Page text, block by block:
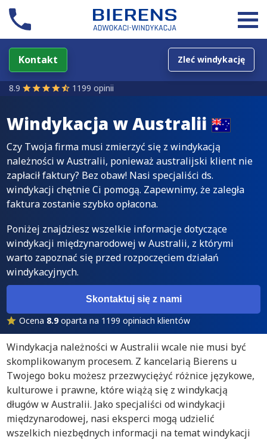
Kontakt Zleć windykację
8.9 1199 opinii
Windykacja wAustralii
Czy Twoja firma musi zmierzyć się z windykacją
należności w Australii, ponieważ australijski klient nie
zapłacił faktury? Bez obaw! Nasi specjaliści ds.
windykacji chętnie Ci pomogą. Zapewnimy, że zaległa
faktura zostanie szybko opłacona.
Poniżej znajdziesz wszelkie informacje dotyczące
windykacji międzynarodowej w Australii, z którymi
warto zapoznać się przed rozpoczęciem działań
windykacyjnych.
Skontaktuj się z nami
Ocena 8.9oparta na 1199 opiniach klientów
Windykacja należności w Australii wcale nie musi być
skomplikowanym procesem. Z kancelarią Bierens u
Twojego boku możesz przezwyciężyć różnice językowe,
kulturowe i prawne, które wiążą się z windykacją
długów w Australii. Jako specjaliści od windykacji
międzynarodowej, nasi eksperci mogą udzielić
wszelkich niezbędnych informacji na temat windykacji